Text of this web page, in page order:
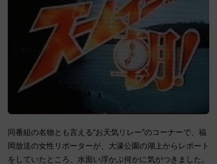
同番組の名物とも言える“お天気リレー”のコーナーで、福
岡放送の女性リポーターが、大濠公園の湖上からレポート
をしていたところ、水面い浮かぶ何かに気がつきました。